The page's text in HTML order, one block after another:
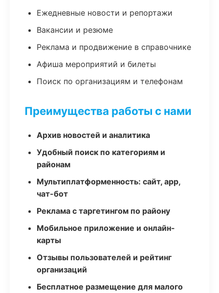
Ежедневные новости и репортажи
Вакансии и резюме
Реклама и продвижение в справочнике
Афиша мероприятий и билеты
Поиск по организациям и телефонам
Преимущества работы с нами
Архив новостей и аналитика
Удобный поиск по категориям и
районам
Мультиплатформенность: сайт, app,
чат-бот
Реклама с таргетингом по району
Мобильное приложение и онлайн-
карты
Отзывы пользователей и рейтинг
организаций
Бесплатное размещение для малого